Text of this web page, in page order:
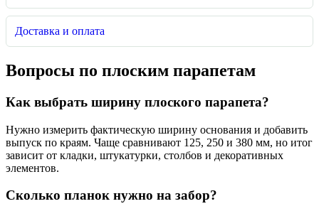
Доставка и оплата
Вопросы по плоским парапетам
Как выбрать ширину плоского парапета?
Нужно измерить фактическую ширину основания и добавить
выпуск по краям. Чаще сравнивают 125, 250 и 380 мм, но итог
зависит от кладки, штукатурки, столбов и декоративных
элементов.
Сколько планок нужно на забор?